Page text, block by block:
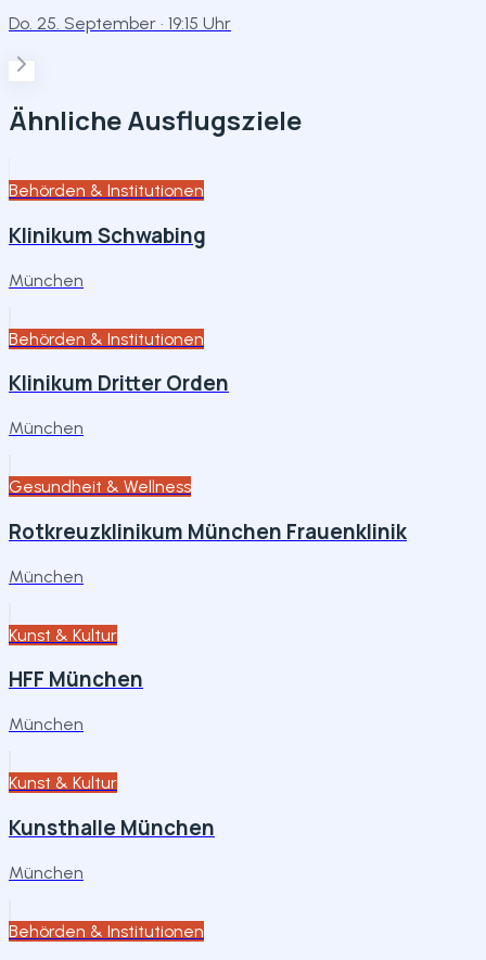
Do. 25. September · 19:15 Uhr
Ähnliche Ausflugsziele
Behörden & Institutionen
Klinikum Schwabing
München
Behörden & Institutionen
Klinikum Dritter Orden
München
Gesundheit & Wellness
Rotkreuzklinikum München Frauenklinik
München
Kunst & Kultur
HFF München
München
Kunst & Kultur
Kunsthalle München
München
Behörden & Institutionen